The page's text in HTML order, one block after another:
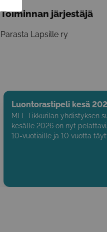
Toiminnan järjestäjä
Parasta Lapsille ry
Luontorastipeli kesä
MLL Tikkurilan yhdistyksen
kesälle 2026 on nyt
10-vuotiaille ja 10 vuotta